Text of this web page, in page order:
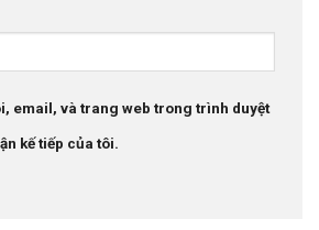
email, và trang web trong trình duyệt
kế tiếp của tôi.